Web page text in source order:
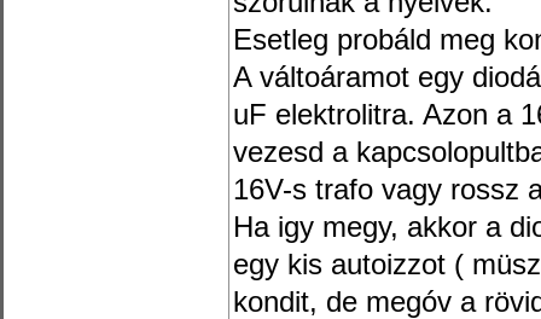
Esetleg probáld meg
A váltoáramot egy
uF elektrolitra. Azon a
vezesd a
16V-s trafo vagy rossz
Ha igy megy, akkor a
egy kis autoizzot (
kondit, de megóv a